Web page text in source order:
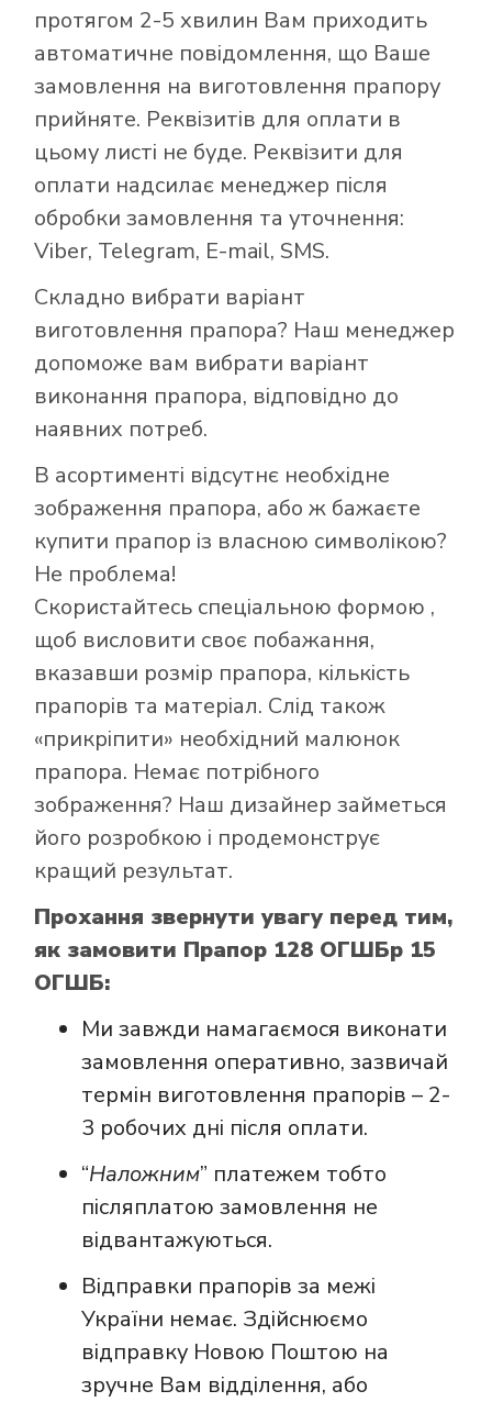
протягом 2-5 хвилин Вам приходить
автоматичне повідомлення, що Ваше
замовлення на виготовлення прапору
прийняте. Реквізитів для оплати в
цьому листі не буде. Реквізити для
оплати надсилає менеджер після
обробки замовлення та уточнення:
Viber, Telegram, E-mail, SMS.
Складно вибрати варіант
виготовлення прапора? Наш менеджер
допоможе вам вибрати варіант
виконання прапора, відповідно до
наявних потреб.
В асортименті відсутнє необхідне
зображення прапора, або ж бажаєте
купити прапор із власною символікою?
Не проблема!
Скористайтесь спеціальною формою ,
щоб висловити своє побажання,
вказавши розмір прапора, кількість
прапорів та матеріал. Слід також
«прикріпити» необхідний малюнок
прапора. Немає потрібного
зображення? Наш дизайнер займеться
його розробкою і продемонструє
кращий результат.
Прохання звернути увагу перед тим,
як замовити Прапор 128 ОГШБр 15
ОГШБ:
Ми завжди намагаємося виконати
замовлення оперативно, зазвичай
термін виготовлення прапорів – 2-
3 робочих дні після оплати.
“Наложним” платежем тобто
післяплатою замовлення не
відвантажуються.
Відправки прапорів за межі
України немає. Здійснюємо
відправку Новою Поштою на
зручне Вам відділення, або
Як купити прапор
в інтернет-
магазині Лакор: